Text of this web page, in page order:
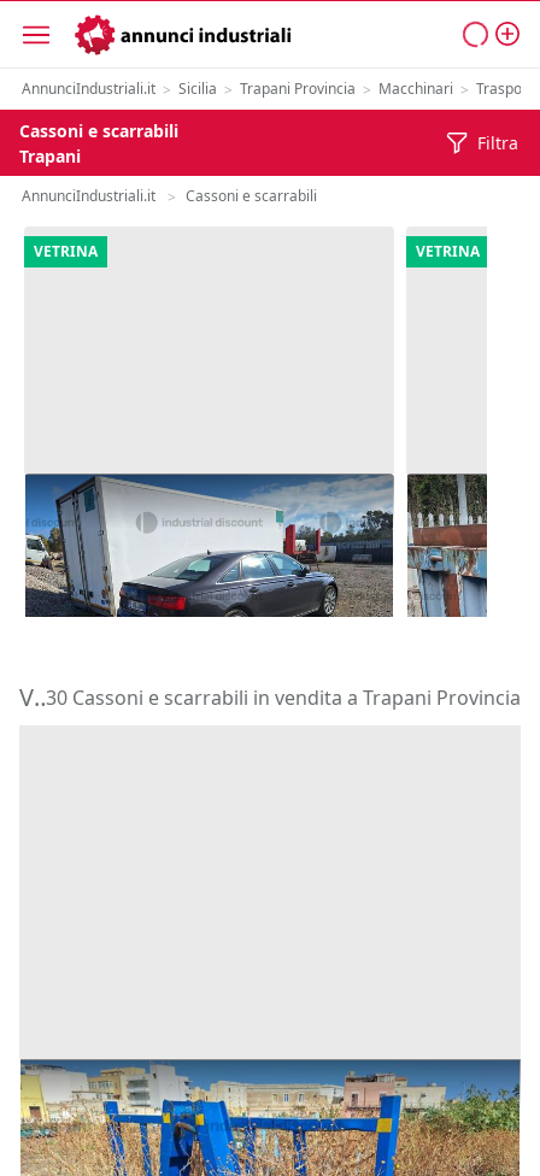
AnnunciIndustriali.it > Sicilia > Trapani Provincia > Macchinari > Trasporti
Cassoni e scarrabili
Trapani
Filtra
AnnunciIndustriali.it > Cassoni e scarrabili
VETRINA
16#9304 Cella refrigerata per
autocarro
Serramanna (Sud Sardegna)
789 €
VETRINA
300#9818
Civitanova
1.200 €
Vendita Cassoni e scarrabili in Provincia di Trapani30 Cassoni e scarrabili in vendita a Trapani Provincia
17#9242 Cassone scarrabile da 3mc
Prezzo
100 €